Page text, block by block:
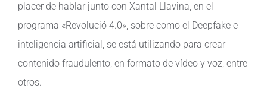
placer de hablar junto con Xantal Llavina, en el
programa «Revolució 4.0», sobre como el Deepfake e
inteligencia artificial, se está utilizando para crear
contenido fraudulento, en formato de vídeo y voz, entre
otros.